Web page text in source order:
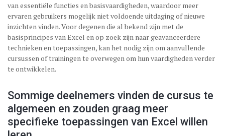
van essentiële functies en basisvaardigheden, waardoor meer
ervaren gebruikers mogelijk niet voldoende uitdaging of nieuwe
inzichten vinden. Voor degenen die al bekend zijn met de
basisprincipes van Excel en op zoek zijn naar geavanceerdere
technieken en toepassingen, kan het nodig zijn om aanvullende
cursussen of trainingen te overwegen om hun vaardigheden verder
te ontwikkelen.
Sommige deelnemers vinden de cursus te
algemeen en zouden graag meer
specifieke toepassingen van Excel willen